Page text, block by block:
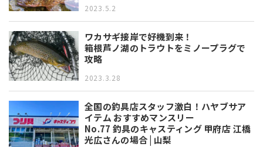
2023.5.2
ワカサギ接岸で好機到来！
箱根芦ノ湖のトラウトをミノープラグで
攻略
2023.3.28
全国の釣具店スタッフ激白！ハヤブサア
イテム おすすめマンスリー
No.77 釣具のキャスティング 甲府店 江橋
光広さんの場合 | 山梨